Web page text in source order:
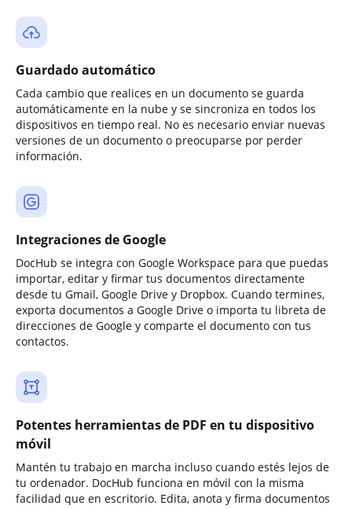
Guardado automático
Cada cambio que realices en un documento se guarda
automáticamente en la nube y se sincroniza en todos los
dispositivos en tiempo real. No es necesario enviar nuevas
versiones de un documento o preocuparse por perder
información.
Integraciones de Google
DocHub se integra con Google Workspace para que puedas
importar, editar y firmar tus documentos directamente
desde tu Gmail, Google Drive y Dropbox. Cuando termines,
exporta documentos a Google Drive o importa tu libreta de
direcciones de Google y comparte el documento con tus
contactos.
Potentes herramientas de PDF en tu dispositivo
móvil
Mantén tu trabajo en marcha incluso cuando estés lejos de
tu ordenador. DocHub funciona en móvil con la misma
facilidad que en escritorio. Edita, anota y firma documentos